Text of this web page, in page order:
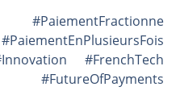
#FrenchTech